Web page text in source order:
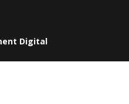
Digital